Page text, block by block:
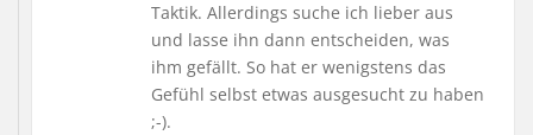
Taktik. Allerdings suche ich lieber aus
und lasse ihn dann entscheiden, was
ihm gefällt. So hat er wenigstens das
Gefühl selbst etwas ausgesucht zu haben
;-).